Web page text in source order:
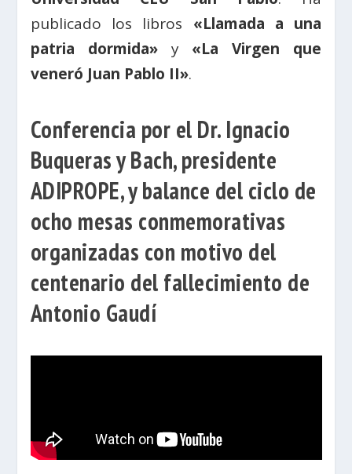
publicado los libros «Llamada a una
patria dormida»y«La Virgen que
veneró Juan Pablo II».
Conferencia por el Dr. Ignacio
Buqueras y Bach, presidente
ADIPROPE, y balance del ciclo de
ocho mesas conmemorativas
organizadas con motivo del
centenario del fallecimiento de
Antonio Gaudí